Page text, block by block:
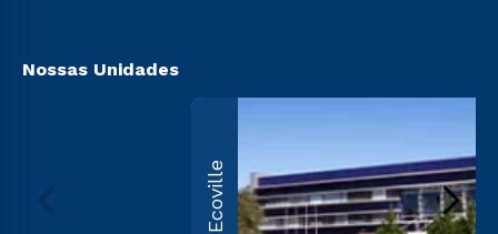
Nossas Unidades
Ecoville